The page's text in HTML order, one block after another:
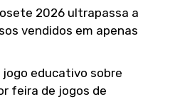
2026 ultrapassa a
vendidos em apenas
jogo educativo sobre
feira de jogos de